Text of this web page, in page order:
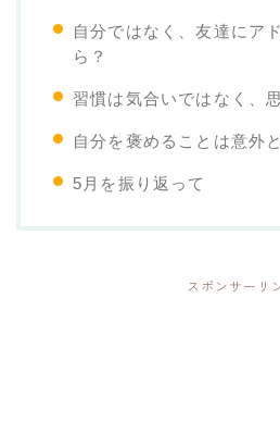
自分ではなく、友達にア
ら？
習慣は気合いではなく、
自分を褒めることは意外
5月を振り返って
スポンサーリ